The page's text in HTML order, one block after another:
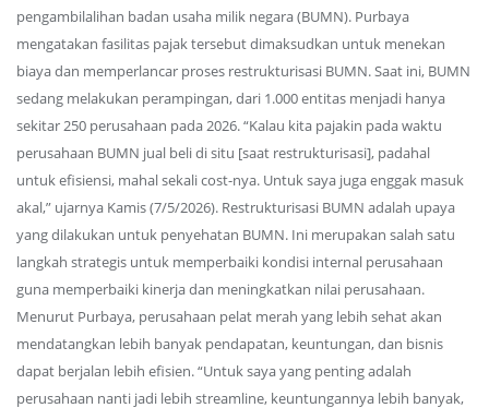
pengambilalihan badan usaha milik negara (BUMN). Purbaya
mengatakan fasilitas pajak tersebut dimaksudkan untuk menekan
biaya dan memperlancar proses restrukturisasi BUMN. Saat ini, BUMN
sedang melakukan perampingan, dari 1.000 entitas menjadi hanya
sekitar 250 perusahaan pada 2026. “Kalau kita pajakin pada waktu
perusahaan BUMN jual beli di situ [saat restrukturisasi], padahal
untuk efisiensi, mahal sekali cost-nya. Untuk saya juga enggak masuk
akal,” ujarnya Kamis (7/5/2026). Restrukturisasi BUMN adalah upaya
yang dilakukan untuk penyehatan BUMN. Ini merupakan salah satu
langkah strategis untuk memperbaiki kondisi internal perusahaan
guna memperbaiki kinerja dan meningkatkan nilai perusahaan.
Menurut Purbaya, perusahaan pelat merah yang lebih sehat akan
mendatangkan lebih banyak pendapatan, keuntungan, dan bisnis
dapat berjalan lebih efisien. “Untuk saya yang penting adalah
perusahaan nanti jadi lebih streamline, keuntungannya lebih banyak,